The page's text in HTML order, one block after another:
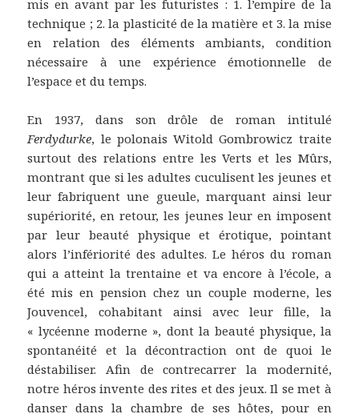
mis en avant par les futuristes : 1. l’empire de la
technique ; 2. la plasticité de la matière et 3. la mise
en relation des éléments ambiants, condition
nécessaire à une expérience émotionnelle de
l’espace et du temps.
En 1937, dans son drôle de roman intitulé
Ferdydurke, le polonais Witold Gombrowicz traite
surtout des relations entre les Verts et les Mûrs,
montrant que si les adultes cuculisent les jeunes et
leur fabriquent une gueule, marquant ainsi leur
supériorité, en retour, les jeunes leur en imposent
par leur beauté physique et érotique, pointant
alors l’infériorité des adultes. Le héros du roman
qui a atteint la trentaine et va encore à l’école, a
été mis en pension chez un couple moderne, les
Jouvencel, cohabitant ainsi avec leur fille, la
« lycéenne moderne », dont la beauté physique, la
spontanéité et la décontraction ont de quoi le
déstabiliser. Afin de contrecarrer la modernité,
notre héros invente des rites et des jeux. Il se met à
danser dans la chambre de ses hôtes, pour en